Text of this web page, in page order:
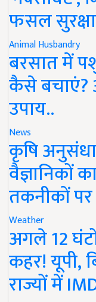
फसल
Animal Husbandry
बरसात में
कैसे बचाएं?
उपाय..
News
कृषि
वैज्ञानिकों
तकनीकों
Weather
अगले 12
कहर! यूपी,
राज्यों में